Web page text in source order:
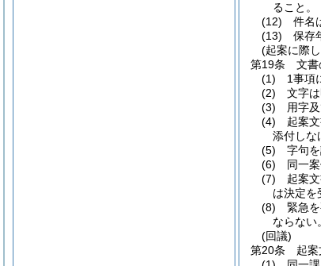
ること。
(12)
件名
(13)
保存
(起案に際
第19条
文書
(1)
1事項
(2)
文字
(3)
用字
(4)
起案
添付しな
(5)
字句
(6)
同一
(7)
起案
は決定を
(8)
緊急
ならない。
(回議)
第20条
起